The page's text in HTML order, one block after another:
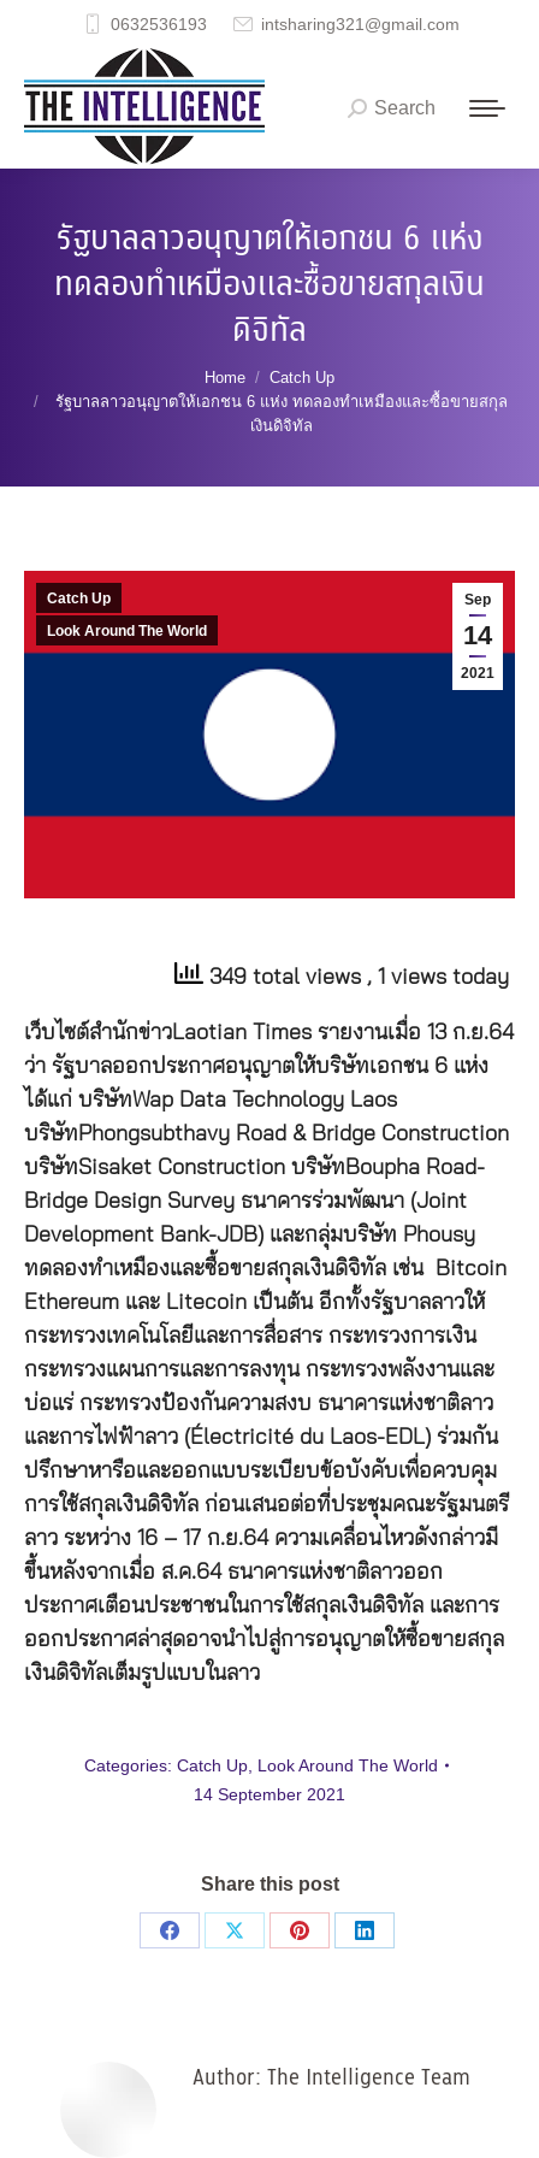
0632536193 intsharing321@gmail.com
Search:
Search
รัฐบาลลาวอนุญาตให้เอกชน 6 แห่ง
ทดลองทำเหมืองและซื้อขายสกุลเงิน
ดิจิทัล
Home
Catch Up
รัฐบาลลาวอนุญาตให้เอกชน 6 แห่ง ทดลองทำเหมืองและซื้อขายสกุล
เงินดิจิทัล
Sep
14
2021
Catch Up
Look Around The World
349 total views , 1 views today
เว็บไซต์สำนักข่าวLaotian Times รายงานเมื่อ 13 ก.ย.64
ว่า รัฐบาลออกประกาศอนุญาตให้บริษัทเอกชน 6 แห่ง
ได้แก่ บริษัทWap Data Technology Laos
บริษัทPhongsubthavy Road & Bridge Construction
บริษัทSisaket Construction บริษัทBoupha Road-
Bridge Design Survey ธนาคารร่วมพัฒนา (Joint
Development Bank-JDB) และกลุ่มบริษัท Phousy
ทดลองทำเหมืองและซื้อขายสกุลเงินดิจิทัล เช่น Bitcoin
Ethereum และ Litecoin เป็นต้น อีกทั้งรัฐบาลลาวให้
กระทรวงเทคโนโลยีและการสื่อสาร กระทรวงการเงิน
กระทรวงแผนการและการลงทุน กระทรวงพลังงานและ
บ่อแร่ กระทรวงป้องกันความสงบ ธนาคารแห่งชาติลาว
และการไฟฟ้าลาว (Électricité du Laos-EDL) ร่วมกัน
ปรึกษาหารือและออกแบบระเบียบข้อบังคับเพื่อควบคุม
การใช้สกุลเงินดิจิทัล ก่อนเสนอต่อที่ประชุมคณะรัฐมนตรี
ลาว ระหว่าง 16 – 17 ก.ย.64 ความเคลื่อนไหวดังกล่าวมี
ขึ้นหลังจากเมื่อ ส.ค.64 ธนาคารแห่งชาติลาวออก
ประกาศเตือนประชาชนในการใช้สกุลเงินดิจิทัล และการ
ออกประกาศล่าสุดอาจนำไปสู่การอนุญาตให้ซื้อขายสกุล
เงินดิจิทัลเต็มรูปแบบในลาว
Categories: Catch Up, Look Around The World
14 September 2021
Share this post
Share
Share
Share
Share
Author: The Intelligence Team